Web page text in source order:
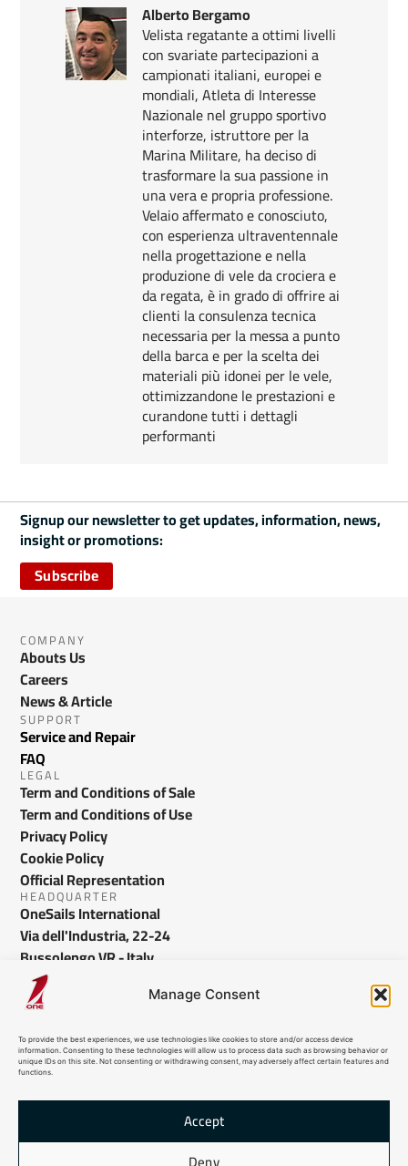
Manage Consent
To provide the best experiences, we use technologies like cookies to store and/or access device
information. Consenting to these technologies will allow us to process data such as browsing behavior or
unique IDs on this site. Not consenting or withdrawing consent, may adversely affect certain features and
functions.
Accept
Alberto Bergamo
Velista regatante a ottimi livelli
con svariate partecipazioni a
campionati italiani, europei e
mondiali, Atleta di Interesse
Nazionale nel gruppo sportivo
interforze, istruttore per la
Marina Militare, ha deciso di
trasformare la sua passione in
una vera e propria professione.
Velaio affermato e conosciuto,
con esperienza ultraventennale
nella progettazione e nella
produzione di vele da crociera e
da regata, è in grado di offrire ai
clienti la consulenza tecnica
necessaria per la messa a punto
della barca e per la scelta dei
materiali più idonei per le vele,
ottimizzandone le prestazioni e
curandone tutti i dettagli
performanti
Signup our newsletter to get updates, information, news,
insight or promotions:
Subscribe
COMPANY
Abouts Us
Careers
News & Article
SUPPORT
Service and Repair
FAQ
LEGAL
Term and Conditions of Sale
Term and Conditions of Use
Privacy Policy
Cookie Policy
Official Representation
HEADQUARTER
OneSails International
Via dell'Industria, 22-24
Bussolengo VR - Italy
info@onesails.com
© 2026 OneSails. All Rights Reserved. Site developed by: